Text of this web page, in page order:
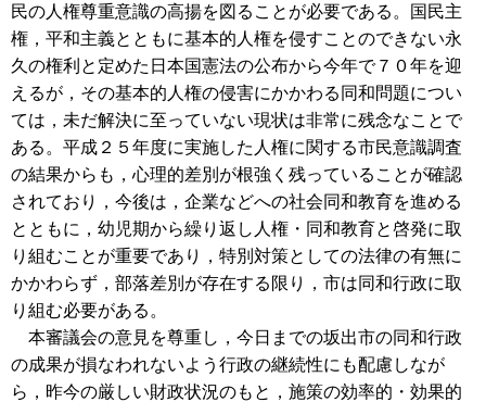
民の人権尊重意識の高揚を図ることが必要である。国民主
権，平和主義とともに基本的人権を侵すことのできない永
久の権利と定めた日本国憲法の公布から今年で７０年を迎
えるが，その基本的人権の侵害にかかわる同和問題につい
ては，未だ解決に至っていない現状は非常に残念なことで
ある。平成２５年度に実施した人権に関する市民意識調査
の結果からも，心理的差別が根強く残っていることが確認
されており，今後は，企業などへの社会同和教育を進める
とともに，幼児期から繰り返し人権・同和教育と啓発に取
り組むことが重要であり，特別対策としての法律の有無に
かかわらず，部落差別が存在する限り，市は同和行政に取
り組む必要がある。
本審議会の意見を尊重し，今日までの坂出市の同和行政
の成果が損なわれないよう行政の継続性にも配慮しなが
ら，昨今の厳しい財政状況のもと，施策の効率的・効果的